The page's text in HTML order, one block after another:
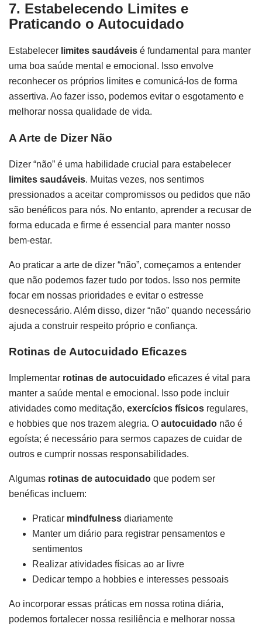
7. Estabelecendo Limites e
Praticando o Autocuidado
Estabelecer limites saudáveis é fundamental para manter
uma boa saúde mental e emocional. Isso envolve
reconhecer os próprios limites e comunicá-los de forma
assertiva. Ao fazer isso, podemos evitar o esgotamento e
melhorar nossa qualidade de vida.
A Arte de Dizer Não
Dizer “não” é uma habilidade crucial para estabelecer
limites saudáveis. Muitas vezes, nos sentimos
pressionados a aceitar compromissos ou pedidos que não
são benéficos para nós. No entanto, aprender a recusar de
forma educada e firme é essencial para manter nosso
bem-estar.
Ao praticar a arte de dizer “não”, começamos a entender
que não podemos fazer tudo por todos. Isso nos permite
focar em nossas prioridades e evitar o estresse
desnecessário. Além disso, dizer “não” quando necessário
ajuda a construir respeito próprio e confiança.
Rotinas de Autocuidado Eficazes
Implementar rotinas de autocuidado eficazes é vital para
manter a saúde mental e emocional. Isso pode incluir
atividades como meditação, exercícios físicos regulares,
e hobbies que nos trazem alegria. O autocuidado não é
egoísta; é necessário para sermos capazes de cuidar de
outros e cumprir nossas responsabilidades.
Algumas rotinas de autocuidado que podem ser
benéficas incluem:
Praticar mindfulness diariamente
Manter um diário para registrar pensamentos e
sentimentos
Realizar atividades físicas ao ar livre
Dedicar tempo a hobbies e interesses pessoais
Ao incorporar essas práticas em nossa rotina diária,
podemos fortalecer nossa resiliência e melhorar nossa